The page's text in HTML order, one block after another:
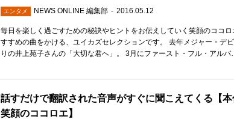
エンタメ NEWS ONLINE 編集部 2016.05.12
毎日を楽しく過ごすための秘訣やヒントをお伝えしていく笑顔のココロ
すすめの曲をかける、ユイカズセレクションです。 去年メジャー・デ
りの井上苑子さんの「大切な君へ」。 3月にファースト・フル・アル
話すだけで翻訳された音声がすぐに聞こえてくる【
笑顔のココロエ】